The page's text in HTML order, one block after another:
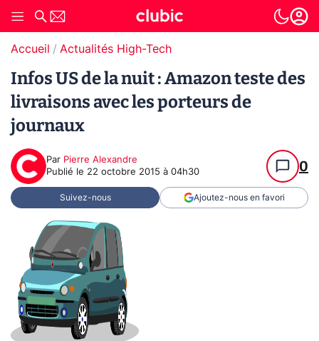
Accueil Actualités High-Tech
Infos US de la nuit : Amazon teste des
livraisons avec les porteurs de
journaux
Par Pierre Alexandre
Publié le 22 octobre 2015 à 04h30 0
Suivez-nous Ajoutez-nous en favori